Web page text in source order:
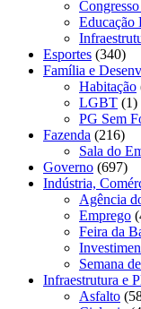
Educação
Esportes (340)
Família e
Habitação
LGBT (1)
PG Sem
Fazenda (216)
Sala do
Governo (697)
Indústria,
Agência
Emprego
Feira da
Semana
Infraestrutura e
Asfalto